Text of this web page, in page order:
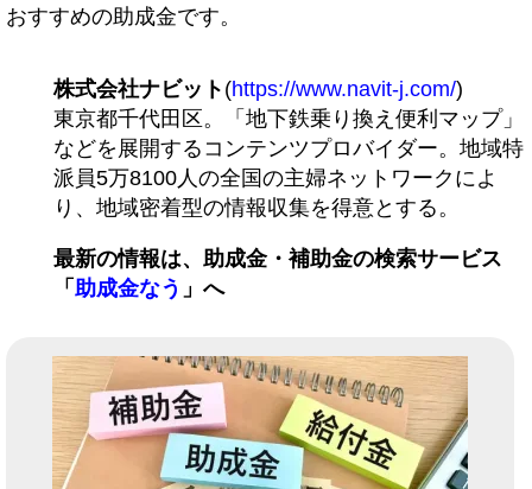
おすすめの助成金です。
株式会社ナビット (https://www.navit-j.com/)
東京都千代田区。「地下鉄乗り換え便利マップ」
などを展開するコンテンツプロバイダー。地域特
派員5万8100人の全国の主婦ネットワークによ
り、地域密着型の情報収集を得意とする。
最新の情報は、助成金・補助金の検索サービス
「 助成金なう 」へ